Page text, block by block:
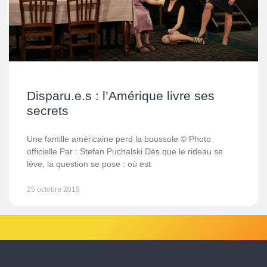
Disparu.e.s : l’Amérique livre ses
secrets
Une famille américaine perd la boussole © Photo
officielle Par : Stefan Puchalski Dès que le rideau se
lève, la question se pose : où est
25 octobre 2019